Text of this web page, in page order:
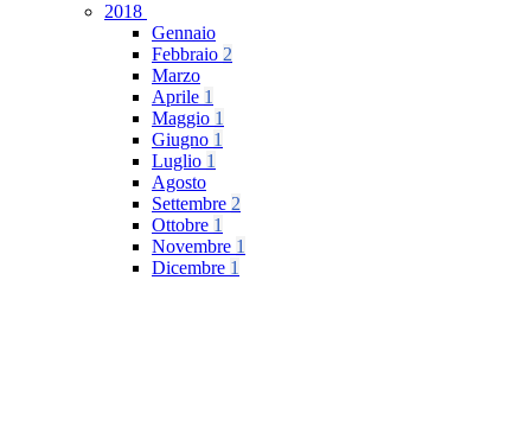
2018
Gennaio
Febbraio 2
Marzo
Aprile 1
Maggio 1
Giugno 1
Luglio 1
Agosto
Settembre 2
Ottobre 1
Novembre 1
Dicembre 1